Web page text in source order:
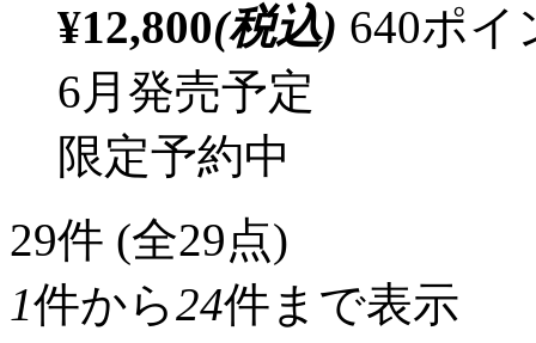
¥12,800(税込) 640ポ
6月発売予定
限定予約中
29件 (全29点)
1件から24件まで表示